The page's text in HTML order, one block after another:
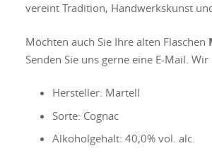
vereint Tradition, Handwerkskunst
Möchten auch Sie Ihre alten Flaschen
Senden Sie uns gerne eine E-Mail.
Hersteller: Martell
Sorte: Cognac
Alkoholgehalt: 40,0% vol. alc.